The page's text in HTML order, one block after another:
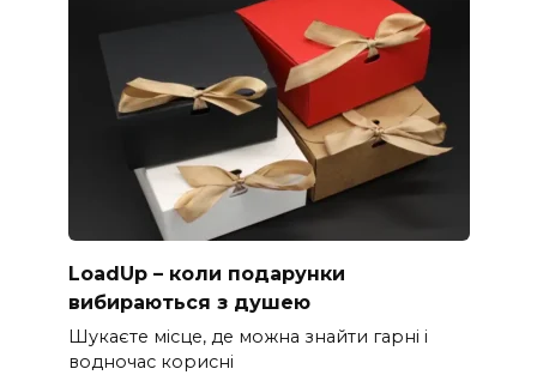
LoadUp – коли подарунки
вибираються з душею
Шукаєте місце, де можна знайти гарні і
водночас корисні